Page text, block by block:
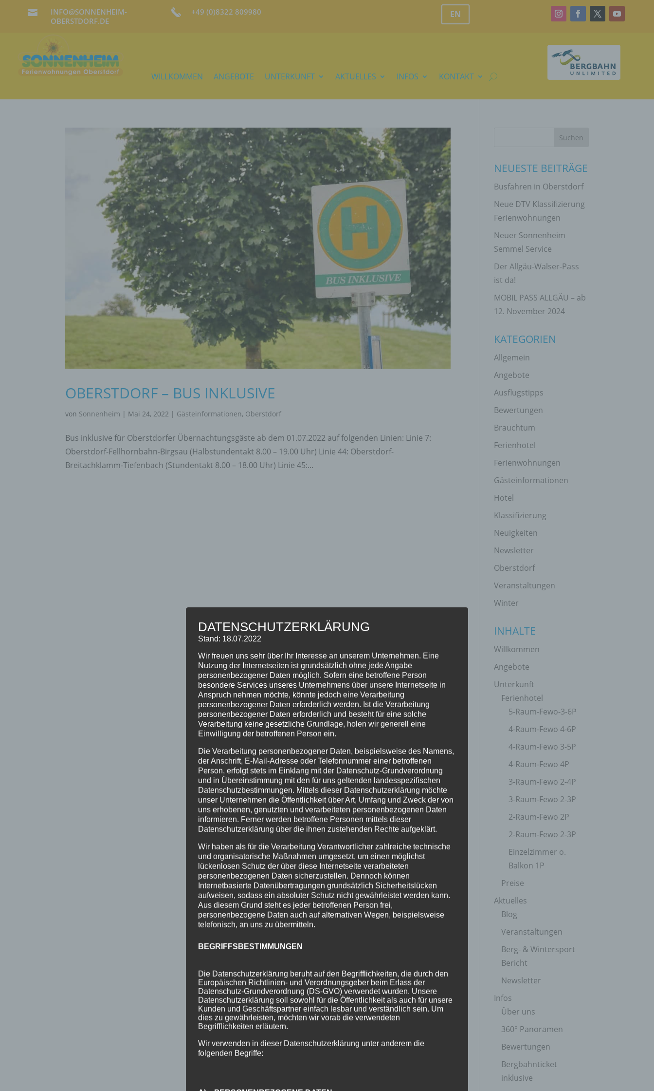

INFO@SONNENHEIM-
OBERSTDORF.DE
+49 (0)8322 809980 EN
WILLKOMMEN ANGEBOTE UNTERKUNFT AKTUELLES INFOS KONTAKT
OBERSTDORF – BUS INKLUSIVE
von Sonnenheim | Mai 24, 2022 | Gästeinformationen, Oberstdorf
Bus inklusive für Oberstdorfer Übernachtungsgäste ab dem 01.07.2022 auf folgenden Linien: Linie 7:
Oberstdorf-Fellhornbahn-Birgsau (Halbstundentakt 8.00 – 19.00 Uhr) Linie 44: Oberstdorf-
Breitachklamm-Tiefenbach (Stundentakt 8.00 – 18.00 Uhr) Linie 45:...
NEUESTE BEITRÄGE
Busfahren in Oberstdorf
Neue DTV Klassifizierung
Ferienwohnungen
Neuer Sonnenheim
Semmel Service
Der Allgäu-Walser-Pass
ist da!
MOBIL PASS ALLGÄU – ab
12. November 2024
KATEGORIEN
Allgemein
Angebote
Ausflugstipps
Bewertungen
Brauchtum
Ferienhotel
Ferienwohnungen
Gästeinformationen
Hotel
Klassifizierung
Neuigkeiten
Newsletter
Oberstdorf
Veranstaltungen
Winter
INHALTE
Willkommen
Angebote
Unterkunft
Ferienhotel
5-Raum-Fewo-3-6P
4-Raum-Fewo 4-6P
4-Raum-Fewo 3-5P
4-Raum-Fewo 4P
3-Raum-Fewo 2-4P
3-Raum-Fewo 2-3P
2-Raum-Fewo 2P
2-Raum-Fewo 2-3P
Einzelzimmer o.
Balkon 1P
Preise
Aktuelles
Blog
Veranstaltungen
Berg- & Wintersport
Bericht
Newsletter
Infos
Über uns
360° Panoramen
Bewertungen
Bergbahnticket
inklusive
DATENSCHUTZERKLÄRUNG
Stand: 18.07.2022
Wir freuen uns sehr über Ihr Interesse an unserem Unternehmen. Eine
Nutzung der Internetseiten ist grundsätzlich ohne jede Angabe
personenbezogener Daten möglich. Sofern eine betroffene Person
besondere Services unseres Unternehmens über unsere Internetseite in
Anspruch nehmen möchte, könnte jedoch eine Verarbeitung
personenbezogener Daten erforderlich werden. Ist die Verarbeitung
personenbezogener Daten erforderlich und besteht für eine solche
Verarbeitung keine gesetzliche Grundlage, holen wir generell eine
Einwilligung der betroffenen Person ein.
Die Verarbeitung personenbezogener Daten, beispielsweise des Namens,
der Anschrift, E-Mail-Adresse oder Telefonnummer einer betroffenen
Person, erfolgt stets im Einklang mit der Datenschutz-Grundverordnung
und in Übereinstimmung mit den für uns geltenden landesspezifischen
Datenschutzbestimmungen. Mittels dieser Datenschutzerklärung möchte
unser Unternehmen die Öffentlichkeit über Art, Umfang und Zweck der von
uns erhobenen, genutzten und verarbeiteten personenbezogenen Daten
informieren. Ferner werden betroffene Personen mittels dieser
Datenschutzerklärung über die ihnen zustehenden Rechte aufgeklärt.
Wir haben als für die Verarbeitung Verantwortlicher zahlreiche technische
und organisatorische Maßnahmen umgesetzt, um einen möglichst
lückenlosen Schutz der über diese Internetseite verarbeiteten
personenbezogenen Daten sicherzustellen. Dennoch können
Internetbasierte Datenübertragungen grundsätzlich Sicherheitslücken
aufweisen, sodass ein absoluter Schutz nicht gewährleistet werden kann.
Aus diesem Grund steht es jeder betroffenen Person frei,
personenbezogene Daten auch auf alternativen Wegen, beispielsweise
telefonisch, an uns zu übermitteln.
BEGRIFFSBESTIMMUNGEN
Die Datenschutzerklärung beruht auf den Begrifflichkeiten, die durch den
Europäischen Richtlinien- und Verordnungsgeber beim Erlass der
Datenschutz-Grundverordnung (DS-GVO) verwendet wurden. Unsere
Datenschutzerklärung soll sowohl für die Öffentlichkeit als auch für unsere
Kunden und Geschäftspartner einfach lesbar und verständlich sein. Um
dies zu gewährleisten, möchten wir vorab die verwendeten
Begrifflichkeiten erläutern.
Wir verwenden in dieser Datenschutzerklärung unter anderem die
folgenden Begriffe: